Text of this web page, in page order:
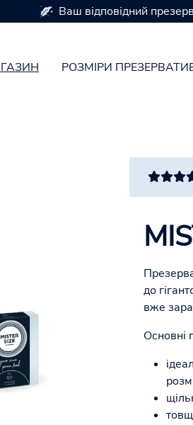
РОЗМІРИ
Ваш відповідний презерватив
до
вже
Основні